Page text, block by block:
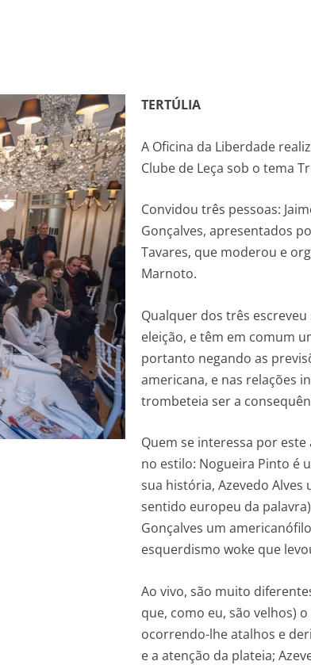
TERTÚLIA
A Oficina da Liberdade
Clube de Leça sob o tema
Convidou três pessoas:
Gonçalves, apresentados
Tavares, que moderou e
Marnoto.
Qualquer dos três
eleição, e têm em comum
portanto negando as
americana, e nas relações
trombeteia ser a
Quem se interessa por
no estilo: Nogueira Pinto é
sua história, Azevedo
sentido europeu da
Gonçalves um
esquerdismo woke que
Ao vivo, são muito
que, como eu, são velhos)
ocorrendo-lhe atalhos e
e a atenção da plateia;